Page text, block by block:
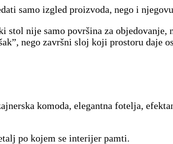
samo izgled proizvoda, nego i
stol nije samo površina za objedovanje,
nego završni sloj koji prostoru daje
komoda, elegantna fotelja,
po kojem se interijer pamti.